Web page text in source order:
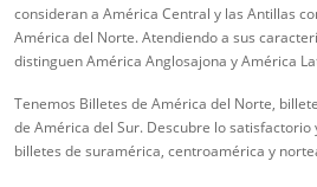
consideran a América Central y las Antillas
América del Norte. Atendiendo a sus
distinguen América Anglosajona y América
Tenemos Billetes de América del Norte,
de América del Sur. Descubre lo
billetes de suramérica, centroamérica y